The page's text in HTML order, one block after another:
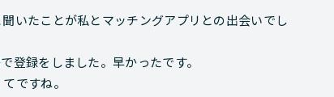
いたことが私とマッチングアプリとの出会いでし
登録をしました。早かったです。
ですね。